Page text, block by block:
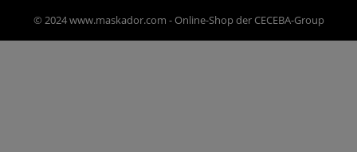
© 2024 www.maskador.com - Online-Shop der CECEBA-Group